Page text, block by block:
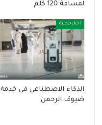
لمسافة 120 كلم
أخبار محلية
الذكاء الاصطناعي في خدمة
ضيوف الرحمن